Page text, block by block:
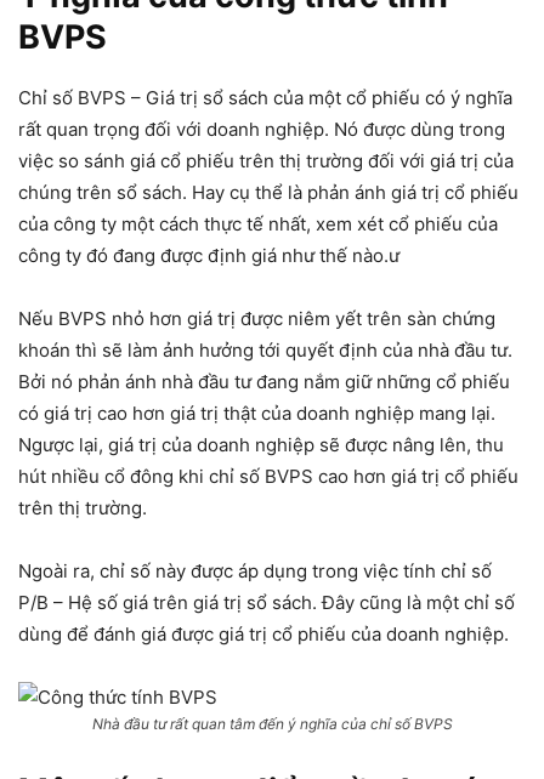
BVPS
Chỉ số BVPS – Giá trị sổ sách của một cổ phiếu có ý nghĩa
rất quan trọng đối với doanh nghiệp. Nó được dùng trong
việc so sánh giá cổ phiếu trên thị trường đối với giá trị của
chúng trên sổ sách. Hay cụ thể là phản ánh giá trị cổ phiếu
của công ty một cách thực tế nhất, xem xét cổ phiếu của
công ty đó đang được định giá như thế nào.ư
Nếu BVPS nhỏ hơn giá trị được niêm yết trên sàn chứng
khoán thì sẽ làm ảnh hưởng tới quyết định của nhà đầu tư.
Bởi nó phản ánh nhà đầu tư đang nắm giữ những cổ phiếu
có giá trị cao hơn giá trị thật của doanh nghiệp mang lại.
Ngược lại, giá trị của doanh nghiệp sẽ được nâng lên, thu
hút nhiều cổ đông khi chỉ số BVPS cao hơn giá trị cổ phiếu
trên thị trường.
Ngoài ra, chỉ số này được áp dụng trong việc tính chỉ số
P/B – Hệ số giá trên giá trị sổ sách. Đây cũng là một chỉ số
dùng để đánh giá được giá trị cổ phiếu của doanh nghiệp.
Nhà đầu tư rất quan tâm đến ý nghĩa của chỉ số BVPS